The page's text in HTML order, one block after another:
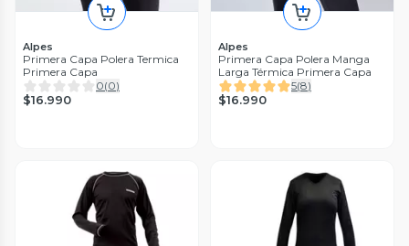
Alpes
Primera Capa Polera Termica
Primera Capa
0(0)
$16.990
Alpes
Primera Capa Polera Manga
Larga Térmica Primera Capa
5(8)
$16.990